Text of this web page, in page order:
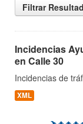
Filtrar
Incidencias
en Calle 30
Incidencias de
XML